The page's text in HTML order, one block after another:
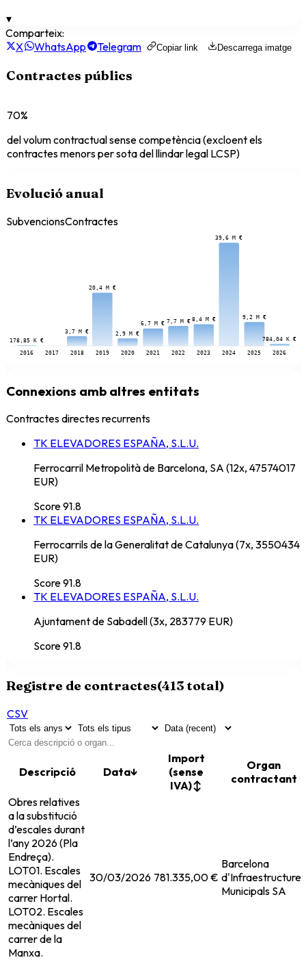
▾
Comparteix:
X
WhatsApp Telegram Copiar link Descarrega imatge
Contractes públics
70%
del volum contractual sense competència (excloent els
contractes menors per sota del llindar legal LCSP)
Evolució anual
SubvencionsContractes
178,85 K €
2016 2017
3,7 M €
2018
20,4 M €
2019
2,9 M €
2020
6,7 M €
2021
7,7 M €
2022
8,4 M €
2023
39,6 M €
2024
9,2 M €
2025
784,04 K €
2026
Connexions amb altres entitats
Contractes directes recurrents
TK ELEVADORES ESPAÑA, S.L.U.
Ferrocarril Metropolità de Barcelona, SA (12x, 47574017
EUR)
Score91.8
TK ELEVADORES ESPAÑA, S.L.U.
Ferrocarrils de la Generalitat de Catalunya (7x, 3550434
EUR)
Score91.8
TK ELEVADORES ESPAÑA, S.L.U.
Ajuntament de Sabadell (3x, 283779 EUR)
Score91.8
Registre de contractes(413 total)
CSV
Descripció Data↓
Import
(sense
IVA)↕
Organ
contractant
Obres relatives
a la substitució
d’escales durant
l’any 2026 (Pla
Endreça).
LOT01. Escales
mecàniques del
carrer Hortal.
LOT02. Escales
mecàniques del
carrer de la
Manxa.
30/03/2026 781.335,00 €
Barcelona
d'Infraestructures
Municipals SA